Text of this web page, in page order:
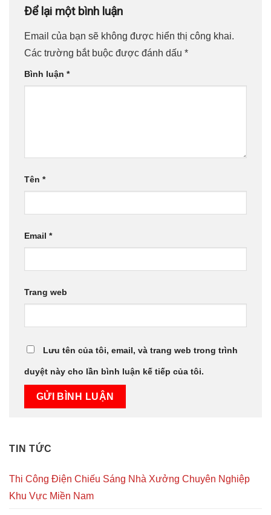
Để lại một bình luận
Email của bạn sẽ không được hiển thị công khai.
Các trường bắt buộc được đánh dấu *
Bình luận *
Tên *
Email *
Trang web
Lưu tên của tôi, email, và trang web trong trình
duyệt này cho lần bình luận kế tiếp của tôi.
TIN TỨC
Thi Công Điện Chiếu Sáng Nhà Xưởng Chuyên Nghiệp
Khu Vực Miền Nam